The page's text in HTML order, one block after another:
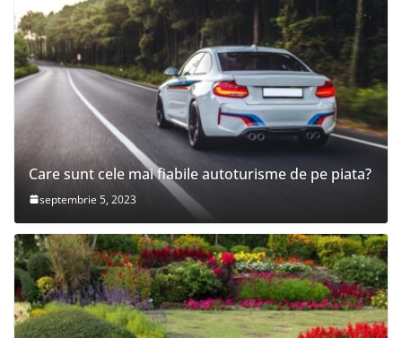
Care sunt cele mai fiabile autoturisme de pe piata?
septembrie 5, 2023